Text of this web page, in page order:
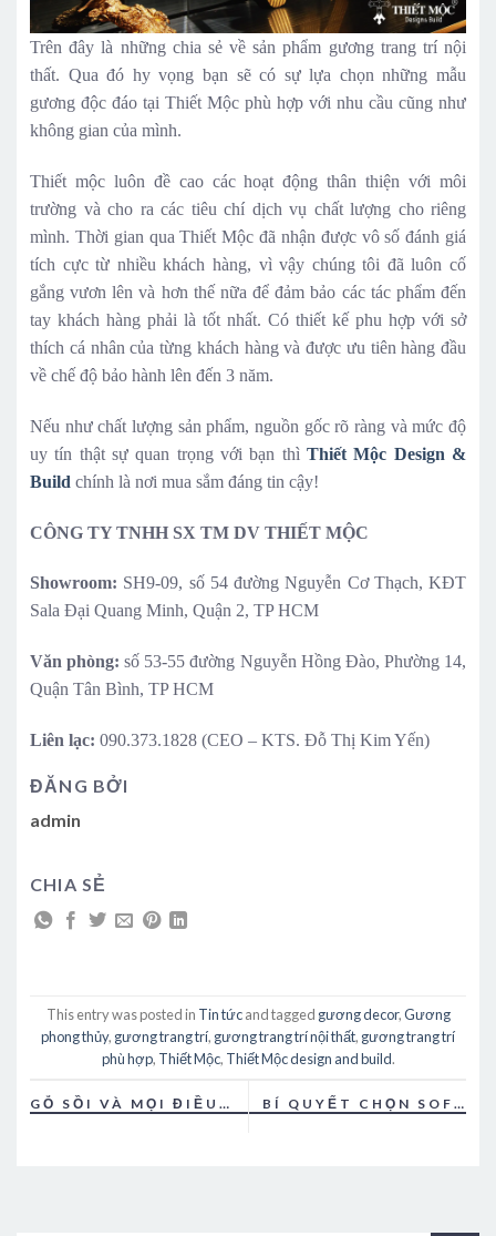
Trên đây là những chia sẻ về sản phẩm gương trang trí nội
thất. Qua đó hy vọng bạn sẽ có sự lựa chọn những mẫu
gương độc đáo tại Thiết Mộc phù hợp với nhu cầu cũng như
không gian của mình.
Thiết mộc luôn đề cao các hoạt động thân thiện với môi
trường và cho ra các tiêu chí dịch vụ chất lượng cho riêng
mình. Thời gian qua Thiết Mộc đã nhận được vô số đánh giá
tích cực từ nhiều khách hàng, vì vậy chúng tôi đã luôn cố
gắng vươn lên và hơn thế nữa để đảm bảo các tác phẩm đến
tay khách hàng phải là tốt nhất. Có thiết kế phu hợp với sở
thích cá nhân của từng khách hàng và được ưu tiên hàng đầu
về chế độ bảo hành lên đến 3 năm.
Nếu như chất lượng sản phẩm, nguồn gốc rõ ràng và mức độ
uy tín thật sự quan trọng với bạn thì Thiết Mộc Design &
Build chính là nơi mua sắm đáng tin cậy!
CÔNG TY TNHH SX TM DV THIẾT MỘC
Showroom: SH9-09, số 54 đường Nguyễn Cơ Thạch, KĐT
Sala Đại Quang Minh, Quận 2, TP HCM
Văn phòng: số 53-55 đường Nguyễn Hồng Đào, Phường 14,
Quận Tân Bình, TP HCM
Liên lạc: 090.373.1828 (CEO – KTS. Đỗ Thị Kim Yến)
ĐĂNG BỞI
admin
CHIA SẺ
This entry was posted in Tin tứcand tagged gương decor,Gương
phong thủy, gương trang trí, gương trang trí nội thất, gương trang trí
phù hợp, Thiết Mộc, Thiết Mộc design and build.
GỖ SỒI VÀ MỌI ĐIỀU
BÍ QUYẾT CHỌN SOFA